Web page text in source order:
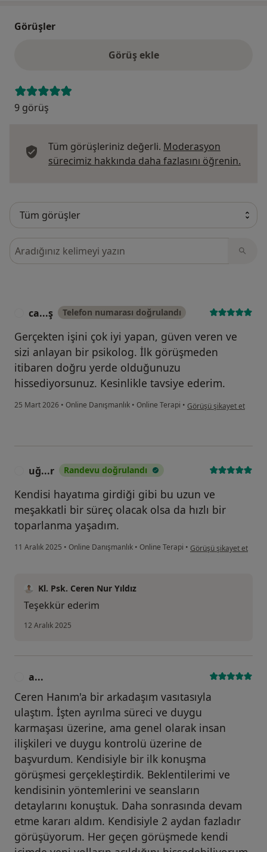
Görüşler
Görüş ekle
9 görüş
Tüm görüşleriniz değerli. Moderasyon
sürecimiz hakkında daha fazlasını öğrenin.
Görüşler içerisinde ara
ca...ş Telefon numarası doğrulandı
Gerçekten işini çok iyi yapan, güven veren ve
sizi anlayan bir psikolog. İlk görüşmeden
itibaren doğru yerde olduğunuzu
hissediyorsunuz. Kesinlikle tavsiye ederim.
25 Mart 2026 • Online Danışmanlık • Online Terapi • kullanıcının görüşüne
Görüşü şikayet et
uğ...r Randevu doğrulandı
Kendisi hayatıma girdiği gibi bu uzun ve
meşakkatli bir süreç olacak olsa da hızlı bir
toparlanma yaşadım.
11 Aralık 2025 • Online Danışmanlık • Online Terapi • kullanıcının görüşüne
Görüşü şikayet et
Kl. Psk. Ceren Nur Yıldız
Teşekkür ederim
12 Aralık 2025
a...
Ceren Hanım'a bir arkadaşım vasıtasıyla
ulaştım. İşten ayrılma süreci ve duygu
karmaşası üzerine, ama genel olarak insan
ilişkileri ve duygu kontrolü üzerine de
başvurdum. Kendisiyle bir ilk konuşma
görüşmesi gerçekleştirdik. Beklentilerimi ve
kendisinin yöntemlerini ve seansların
detaylarını konuştuk. Daha sonrasında devam
etme kararı aldım. Kendisiyle 2 aydan fazladır
görüşüyorum. Her geçen görüşmede kendi